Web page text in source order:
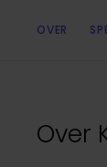
OVER
Over